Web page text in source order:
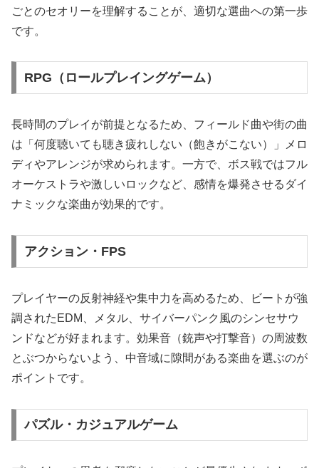
ごとのセオリーを理解することが、適切な選曲への第一歩
です。
RPG（ロールプレイングゲーム）
長時間のプレイが前提となるため、フィールド曲や街の曲
は「何度聴いても聴き疲れしない（飽きがこない）」メロ
ディやアレンジが求められます。一方で、ボス戦ではフル
オーケストラや激しいロックなど、感情を爆発させるダイ
ナミックな楽曲が効果的です。
アクション・FPS
プレイヤーの反射神経や集中力を高めるため、ビートが強
調されたEDM、メタル、サイバーパンク風のシンセサウ
ンドなどが好まれます。効果音（銃声や打撃音）の周波数
とぶつからないよう、中音域に隙間がある楽曲を選ぶのが
ポイントです。
パズル・カジュアルゲーム